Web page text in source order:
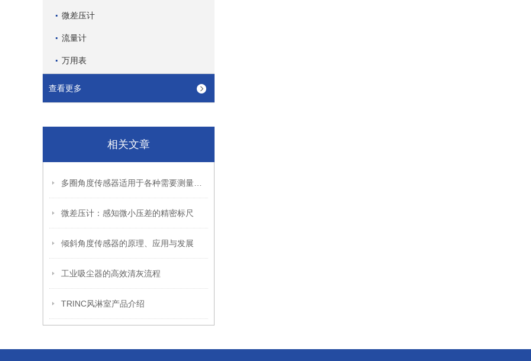
微差压计
流量计
万用表
查看更多
相关文章
微差压计：感知微小压差的精密标尺
倾斜角度传感器的原理、应用与发展
工业吸尘器的高效清灰流程
TRINC风淋室产品介绍